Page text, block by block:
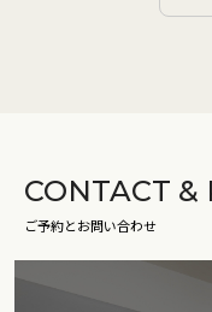
Q アイブロウのメンテ
アイブロウの形状
CONTACT &
ご予約とお問い合わせ